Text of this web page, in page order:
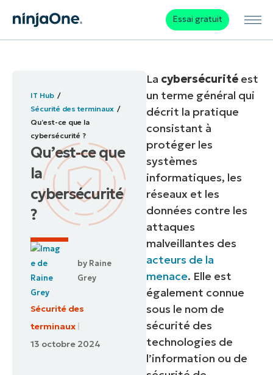
Essai gratuit
IT Hub
Sécurité des terminaux
Qu’est-ce que la
cybersécurité ?
Qu’est-ce que
la
cybersécurité
?
by Raine
Grey
Sécurité des
terminaux
13 octobre 2024
La cybersécurité est
un terme général qui
décrit la pratique
consistant à
protéger les
systèmes
informatiques, les
réseaux et les
données contre les
attaques
malveillantes des
acteurs de la
menace. Elle est
également connue
sous le nom de
sécurité des
technologies de
l’information ou de